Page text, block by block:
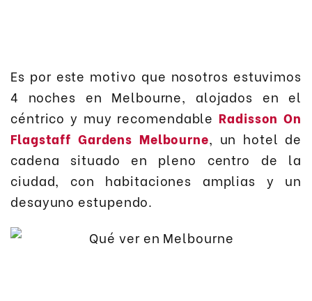
Es por este motivo que nosotros estuvimos
4 noches en Melbourne, alojados en el
céntrico y muy recomendable Radisson On
Flagstaff Gardens Melbourne, un hotel de
cadena situado en pleno centro de la
ciudad, con habitaciones amplias y un
desayuno estupendo.